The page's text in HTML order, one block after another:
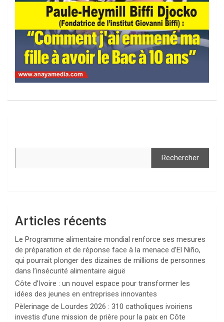
Rechercher
Articles récents
Le Programme alimentaire mondial renforce ses mesures
de préparation et de réponse face à la menace d’El Niño,
qui pourrait plonger des dizaines de millions de personnes
dans l’insécurité alimentaire aiguë
Côte d’Ivoire : un nouvel espace pour transformer les
idées des jeunes en entreprises innovantes
Pèlerinage de Lourdes 2026 : 310 catholiques ivoiriens
investis d’une mission de prière pour la paix en Côte